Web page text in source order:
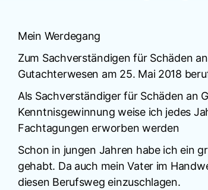
Mein Werdegang
Zum Sachverständigen für Schäden
Gutachterwesen am 25. Mai 2018
Als Sachverständiger für Schäden an
Kenntnisgewinnung weise ich jedes
Fachtagungen erworben werden
Schon in jungen Jahren habe ich ein
gehabt. Da auch mein Vater im
diesen Berufsweg einzuschlagen.